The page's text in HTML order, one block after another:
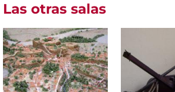
Las otras salas